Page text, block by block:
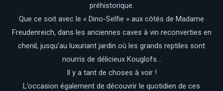
préhistorique.
Que ce soit avec le « Dino-Selfie » aux côtés de Madame
Freudenreich, dans les anciennes caves à vin reconverties en
chenil, jusqu’au luxuriant jardin où les grands reptiles sont
nourris de délicieux Kouglofs…
Il y a tant de choses à voir !
L’occasion également de découvrir le quotidien de ces